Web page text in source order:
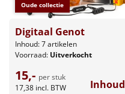
Oude collectie
Digitaal Genot
Inhoud: 7 artikelen
Voorraad: Uitverkocht
15,- per stuk
17,38 incl. BTW Inhoud